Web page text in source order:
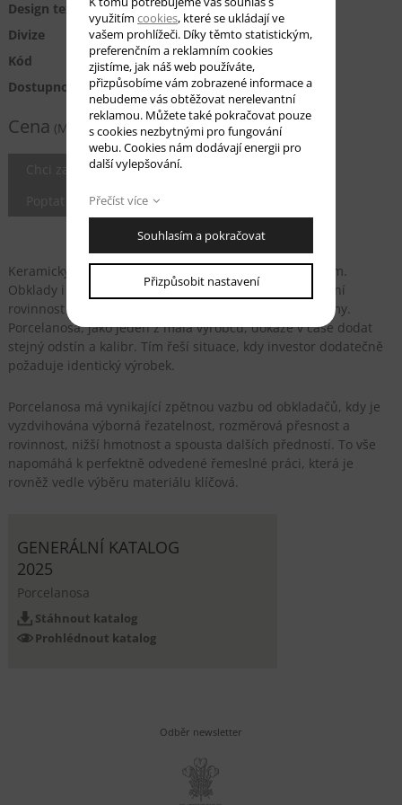
Design textur
Kámen
Divize
Porcelanosa
Kód
100291975
Dostupnost
U výrobce na dotaz
Cena (MOC bez DPH) 1 990 Kč/m2
Chci zaslat vzorek
Poptat cenu
Keramický rektifikovaný obklad o rozměru 33,3 x 100 cm.
Obklady i přes svůj větší rozměr vykazují nadstandardní
rovinnost a mnohonásobně překračující evropské normy.
Porcelanosa, jako jeden z mála výrobců, dokáže v čase dodat
stejný odstín a kalibr. Tím řeší situace, kdy investor dodatečně
požaduje identický výrobek.
Porcelanosa má vynikající zpětnou vazbu od obkladačů, kdy je
vyzdvihována výborná řezatelnost, rozměrová přesnost a
rovinnost, nižší hmotnost a spousta dalších předností. To vše
napomáhá k perfektně odvedené řemeslné práci, která je
rovněž vedle výběru materiálu klíčová.
GENERÁLNÍ KATALOG
2025
Porcelanosa
Stáhnout katalog
Prohlédnout katalog
Odběr newsletter
využitím cookies, které se ukládají ve
vašem prohlížeči. Díky těmto statistickým,
preferenčním a reklamním cookies
zjistíme, jak náš web používáte,
přizpůsobíme vám zobrazené informace a
nebudeme vás obtěžovat nerelevantní
reklamou. Můžete také pokračovat pouze
s cookies nezbytnými pro fungování
webu. Cookies nám dodávají energii pro
další vylepšování.
Přečíst více
Souhlasím a pokračovat
Přizpůsobit nastavení